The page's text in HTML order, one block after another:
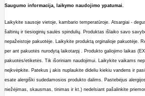
Saugumo informacija, laikymo naudojimo ypatumai.
Laikykite sausoje vietoje, kambario temperatūroje. Atsargiai -
šaltinių ir tiesioginių saulės spindulių. Produktas išlaiko savo
nepažeistoje pakuotėje. Laikykite produktą orginalioje pakuotėje.
per ant pakuotės nurodytą laikotarpį . Produkto galiojimo laikas
pakuotės/etiketės. Tik išoriniam naudojimui. Laikykite vaikams
neįkvėpkite. Patekus į akis nuplaukite dideliu kiekiu vandens ir p
esate alergiški sudedamosios produkto dalims. Pastebėjus
niežėjimas, skausmas, tinimas ir kt.) nedelsiant pašalinkite